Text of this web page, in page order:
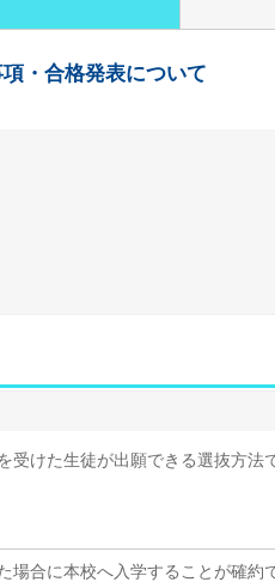
・合格発表について
けた生徒が出願できる選抜方法
場合に本校へ入学することが確約